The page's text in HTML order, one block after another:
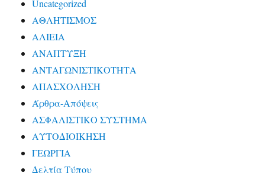
Uncategorized
ΑΘΛΗΤΙΣΜΟΣ
ΑΛΙΕΙΑ
ΑΝΑΠΤΥΞΗ
ΑΝΤΑΓΩΝΙΣΤΙΚΟΤΗΤΑ
ΑΠΑΣΧΟΛΗΣΗ
Άρθρα-Απόψεις
ΑΣΦΑΛΙΣΤΙΚΟ ΣΥΣΤΗΜΑ
ΑΥΤΟΔΙΟΙΚΗΣΗ
ΓΕΩΡΓΙΑ
Δελτία Τύπου